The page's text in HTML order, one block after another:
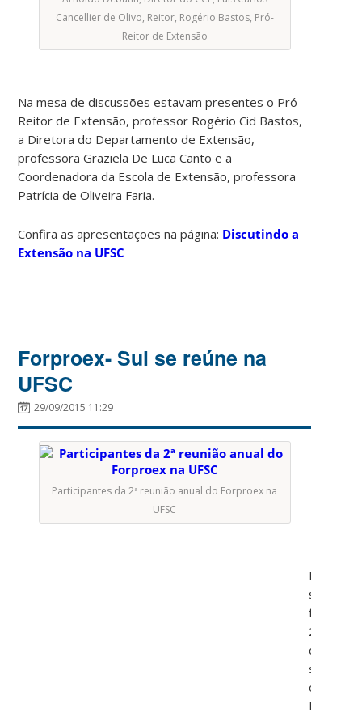
Cancellier de Olivo, Reitor, Rogério Bastos, Pró-
Reitor de Extensão
Na mesa de discussões estavam presentes o Pró-
Reitor de Extensão, professor Rogério Cid Bastos,
a Diretora do Departamento de Extensão,
professora Graziela De Luca Canto e a
Coordenadora da Escola de Extensão, professora
Patrícia de Oliveira Faria.
Confira as apresentações na página: Discutindo a
Extensão na UFSC
Forproex- Sul se reúne na
UFSC
29/09/2015 11:29
Participantes da 2ª reunião anual do Forproex na
UFSC
Nessa
segunda-
feira,
28
de
o
Forproex